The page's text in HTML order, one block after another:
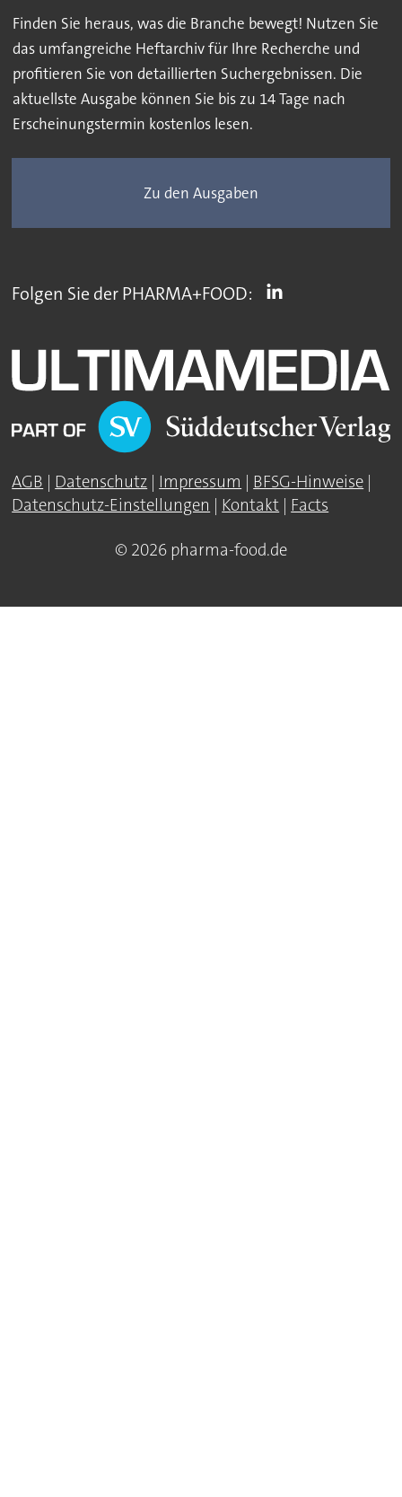
Finden Sie heraus, was die Branche bewegt! Nutzen Sie
das umfangreiche Heftarchiv für Ihre Recherche und
profitieren Sie von detaillierten Suchergebnissen. Die
aktuellste Ausgabe können Sie bis zu 14 Tage nach
Erscheinungstermin kostenlos lesen.
Zu den Ausgaben
Folgen Sie der PHARMA+FOOD:
AGB | Datenschutz | Impressum | BFSG-Hinweise |
Datenschutz-Einstellungen | Kontakt | Facts
© 2026 pharma-food.de